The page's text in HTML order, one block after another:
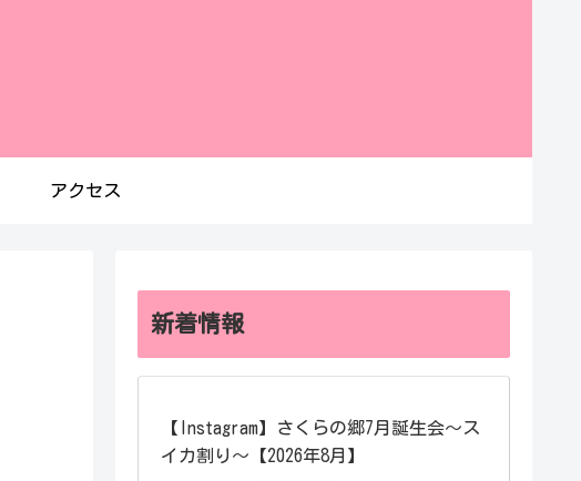
アクセス
新着情報
【Instagram】さくらの郷7月誕生会～ス
イカ割り～【2026年8月】